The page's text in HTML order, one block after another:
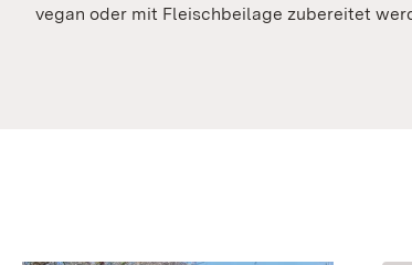
vegan oder mit Fleischbeilage zubereitet